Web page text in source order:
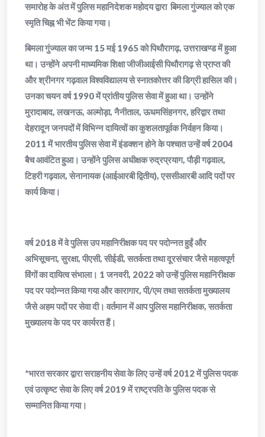
समारोह के अंत में पुलिस महानिदेशक महोदय द्वारा बिमला गुंज्याल को एक
स्मृति चिह्न भी भेंट किया गया।
बिमला गुंज्याल का जन्म 15 मई 1965 को पिथौरागढ़, उत्तराखण्ड में हुआ
था। उन्होंने अपनी माध्यमिक शिक्षा जीजीआईसी पिथौरागढ़ से प्राप्त की
और श्रीनगर गढ़वाल विश्वविद्यालय से स्नातकोत्तर की डिग्री हासिल की।
उनका चयन वर्ष 1990 में प्रांतीय पुलिस सेवा में हुआ था। उन्होंने
मुरादाबाद, लखनऊ, अल्मोड़ा, नैनीताल, ऊधमसिंहनगर, हरिद्वार तथा
देहरादून जनपदों में विभिन्न दायित्वों का कुशलतापूर्वक निर्वहन किया।
2011 में भारतीय पुलिस सेवा में इंडक्शन होने के पश्चात उन्हें वर्ष 2004
बैच आवंटित हुआ। उन्होंने पुलिस अधीक्षक रुद्रप्रयाग, पौड़ी गढ़वाल,
टिहरी गढ़वाल, सेनानायक (आईआरबी द्वितीय), एससीआरबी आदि पदों पर
कार्य किया।
वर्ष 2018 में वे पुलिस उप महानिरीक्षक पद पर पदोन्नत हुईं और
अभिसूचना, सुरक्षा, पीएसी, सीईडी, सतर्कता तथा दूरसंचार जैसे महत्वपूर्ण
विंगों का दायित्व संभाला। 1 जनवरी, 2022 को उन्हें पुलिस महानिरीक्षक
पद पर पदोन्नत किया गया और कारागार, पी/एम तथा सतर्कता मुख्यालय
जैसे अहम पदों पर सेवा दी। वर्तमान में आप पुलिस महानिरीक्षक, सतर्कता
मुख्यालय के पद पर कार्यरत हैं।
*भारत सरकार द्वारा सराहनीय सेवा के लिए उन्हें वर्ष 2012 में पुलिस पदक
एवं उत्कृष्ट सेवा के लिए वर्ष 2019 में राष्ट्रपति के पुलिस पदक से
सम्मानित किया गया।